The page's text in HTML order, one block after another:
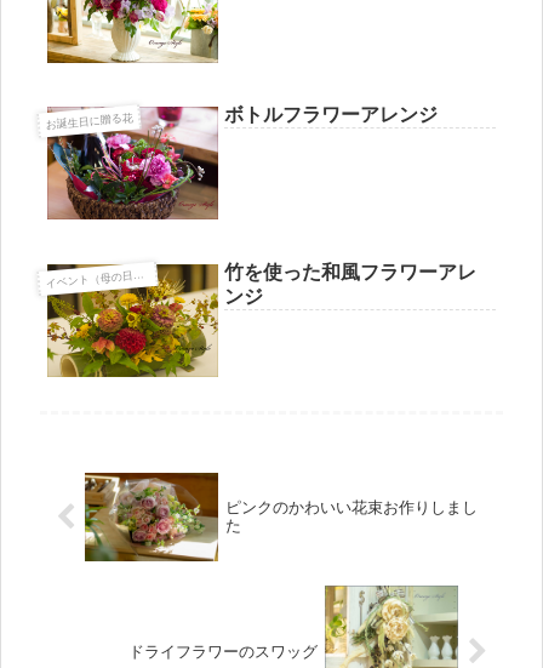
お誕生日に贈る花 ボトルフラワーアレンジ
イ ベント（母の日・敬老の日・ハロウィン・Xmas・お正月など）
竹を使った和風フラワーアレ
ンジ
ピンクのかわいい花束お作りしまし
た
ドライフラワーのスワッグ